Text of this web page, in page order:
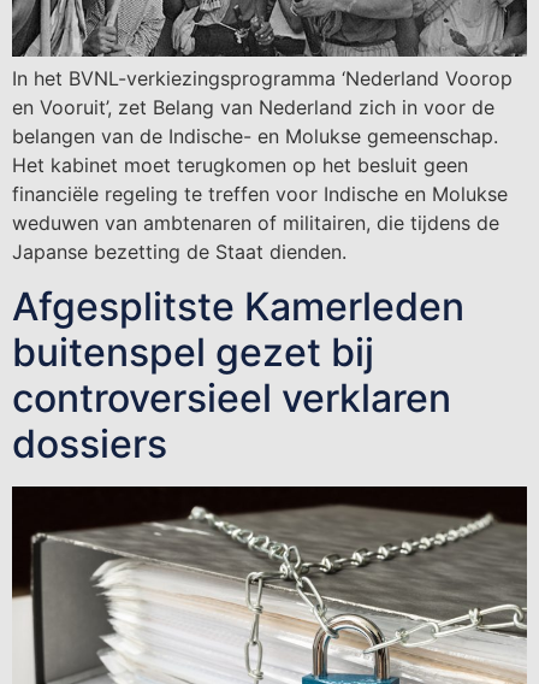
In het BVNL-verkiezingsprogramma ‘Nederland Voorop
en Vooruit’, zet Belang van Nederland zich in voor de
belangen van de Indische- en Molukse gemeenschap.
Het kabinet moet terugkomen op het be­sluit geen
financiële regeling te tref­fen voor Indische en Molukse
weduwen van ambtenaren of militairen, die tijdens de
Japanse bezetting de Staat dienden.
Afgesplitste Kamerleden
buitenspel gezet bij
controversieel verklaren
dossiers